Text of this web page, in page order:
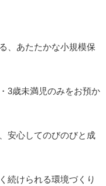
、あたたかな小規模保
3歳未満児のみをお預か
安心してのびのびと成
続けられる環境づくり